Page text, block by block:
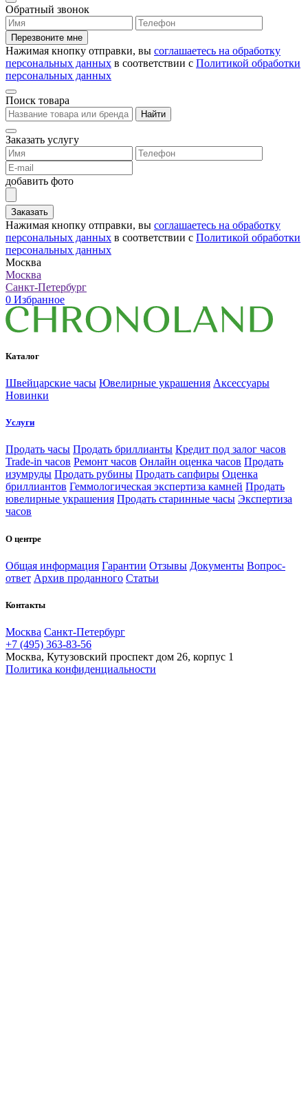
Обратный звонок
Перезвоните мне
Нажимая кнопку отправки, вы соглашаетесь на обработку
персональных данных в соответствии с Политикой обработки
персональных данных
Поиск товара
Найти
Заказать услугу
добавить фото
Заказать
Нажимая кнопку отправки, вы соглашаетесь на обработку
персональных данных в соответствии с Политикой обработки
персональных данных
Москва
Москва
Санкт-Петербург
0 Избранное
Каталог
Швейцарские часы Ювелирные украшения Аксессуары
Новинки
Услуги
Продать часы Продать бриллианты Кредит под залог часов
Trade-in часов Ремонт часов Онлайн оценка часов Продать
изумруды Продать рубины Продать сапфиры Оценка
бриллиантов Геммологическая экспертиза камней Продать
ювелирные украшения Продать старинные часы Экспертиза
часов
О центре
Общая информация Гарантии Отзывы Документы Вопрос-
ответ Архив проданного Статьи
Контакты
Москва Санкт-Петербург
+7 (495) 363-83-56
Москва, Кутузовский проспект дом 26, корпус 1
Политика конфиденциальности